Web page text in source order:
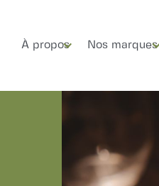
À propos Nos marques